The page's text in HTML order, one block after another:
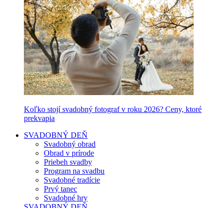
Koľko stojí svadobný fotograf v roku 2026? Ceny, ktoré
prekvapia
SVADOBNÝ DEŇ
Svadobný obrad
Obrad v prírode
Priebeh svadby
Program na svadbu
Svadobné tradície
Prvý tanec
Svadobné hry